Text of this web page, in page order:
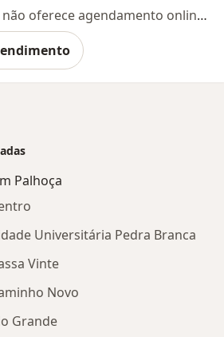
Esse especialista não oferece agendamento online para esse endereço.
Palhoça
Universitária Pedra Branca
Vinte
Novo
Grande